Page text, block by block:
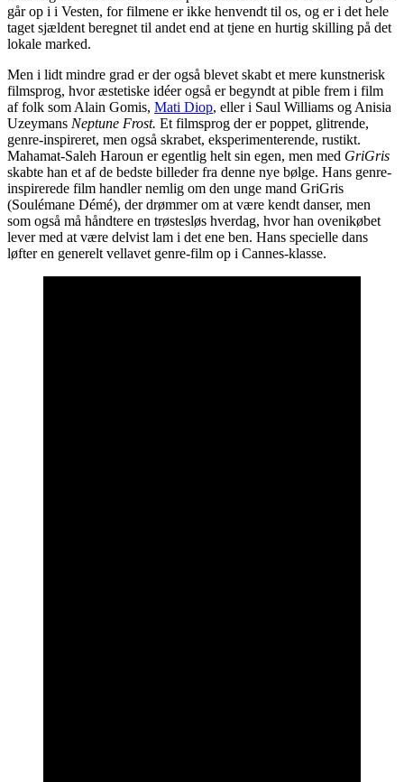
går op i i Vesten, for filmene er ikke henvendt til os, og er i det hele
taget sjældent beregnet til andet end at tjene en hurtig skilling på det
lokale marked.
Men i lidt mindre grad er der også blevet skabt et mere kunstnerisk
filmsprog, hvor æstetiske idéer også er begyndt at pible frem i film
af folk som Alain Gomis, Mati Diop, eller i Saul Williams og Anisia
Uzeymans Neptune Frost. Et filmsprog der er poppet, glitrende,
genre-inspireret, men også skrabet, eksperimenterende, rustikt.
Mahamat-Saleh Haroun er egentlig helt sin egen, men med GriGris
skabte han et af de bedste billeder fra denne nye bølge. Hans genre-
inspirerede film handler nemlig om den unge mand GriGris
(Soulémane Démé), der drømmer om at være kendt danser, men
som også må håndtere en trøstesløs hverdag, hvor han ovenikøbet
lever med at være delvist lam i det ene ben. Hans specielle dans
løfter en generelt vellavet genre-film op i Cannes-klasse.